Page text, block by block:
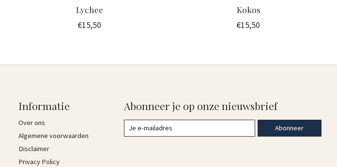
Lychee
€15,50
Kokos
€15,50
Informatie
Over ons
Algemene voorwaarden
Disclaimer
Privacy Policy
Abonneer je op onze nieuwsbrief
Abonneer